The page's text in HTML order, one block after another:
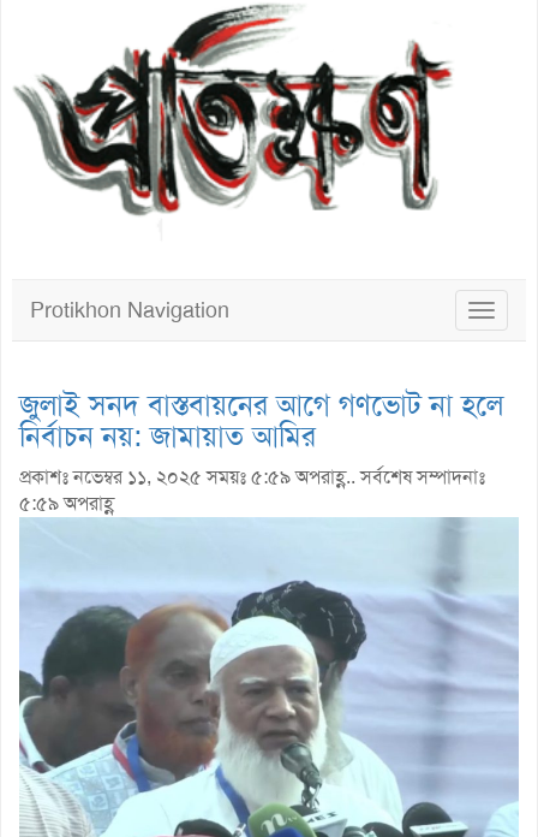
Toggle
Protikhon Navigation
জুলাই সনদ বাস্তবায়নের আগে গণভোট না হলে
নির্বাচন নয়: জামায়াত আমির
প্রকাশঃ নভেম্বর ১১, ২০২৫ সময়ঃ ৫:৫৯ অপরাহ্ণ.. সর্বশেষ সম্পাদনাঃ
৫:৫৯ অপরাহ্ণ